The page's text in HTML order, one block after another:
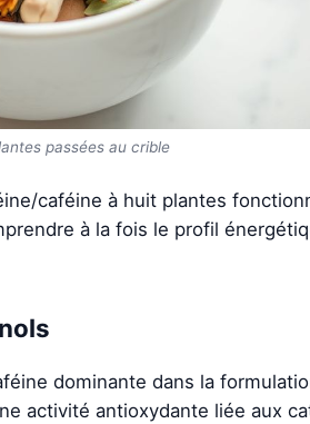
passées au crible
caféine à huit plantes
à la fois le profil
dominante dans la
activité antioxydante liée aux